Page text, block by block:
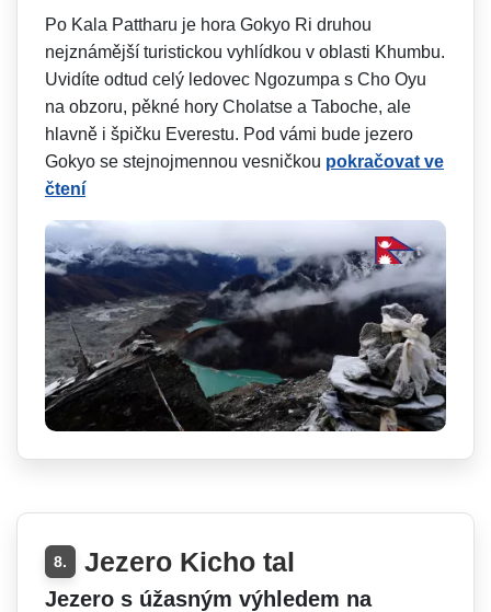
Po Kala Pattharu je hora Gokyo Ri druhou
nejznámější turistickou vyhlídkou v oblasti Khumbu.
Uvidíte odtud celý ledovec Ngozumpa s Cho Oyu
na obzoru, pěkné hory Cholatse a Taboche, ale
hlavně i špičku Everestu. Pod vámi bude jezero
Gokyo se stejnojmennou vesničkou pokračovat ve
čtení
8. Jezero Kicho tal
Jezero s úžasným výhledem na